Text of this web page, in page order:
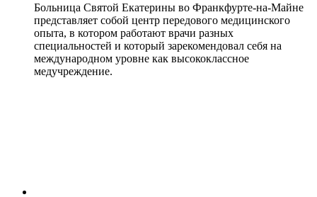
Больница Святой Екатерины во Франкфурте-на-Майне
представляет собой центр передового медицинского
опыта, в котором работают врачи разных
специальностей и который зарекомендовал себя на
международном уровне как высококлассное
медучреждение.